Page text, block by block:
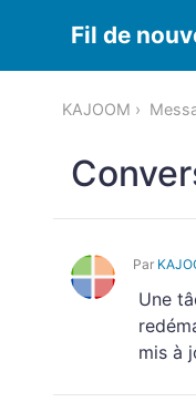
Fil de
KAJOOM
Par
Une
mis à